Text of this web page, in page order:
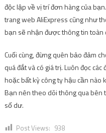
độc lập về vị trí đơn hàng của
trang web AliExpress cũng như
bạn sẽ nhận được thông tin toàn
Cuối cùng, đừng quên bảo đảm
quá đắt và có giá trị. Luôn đọc
hoặc bất kỳ công ty hậu cần nào
Bạn nên theo dõi thông qua bên
số dư.
Post Views: 938